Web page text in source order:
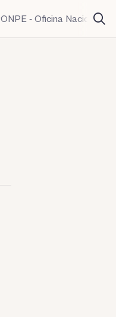
ONPE - Oficina Nacional